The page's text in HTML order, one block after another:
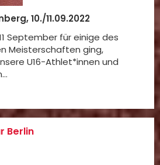
10./11.09.2022
September für einige des
Meisterschaften ging,
U16-Athlet*innen und
Berlin